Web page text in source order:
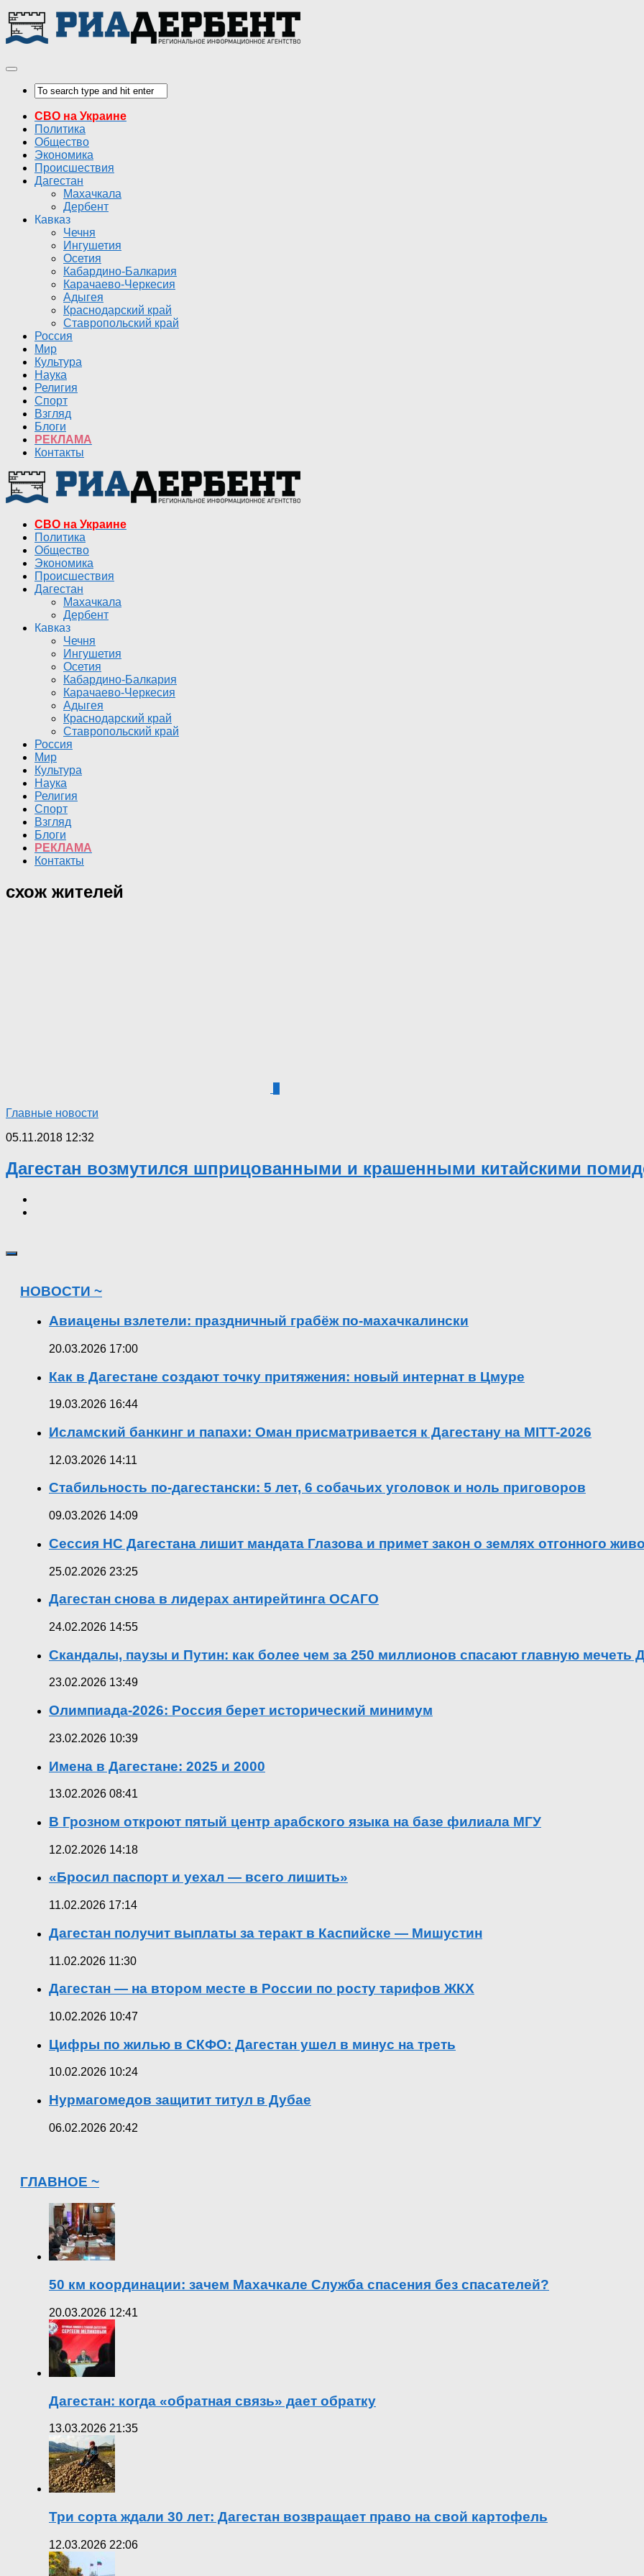
СВО на Украине
Политика
Общество
Экономика
Происшествия
Дагестан
Махачкала
Дербент
Кавказ
Чечня
Ингушетия
Осетия
Кабардино-Балкария
Карачаево-Черкесия
Адыгея
Краснодарский край
Ставропольский край
Россия
Мир
Культура
Наука
Религия
Спорт
Взгляд
Блоги
РЕКЛАМА
Контакты
СВО на Украине
Политика
Общество
Экономика
Происшествия
Дагестан
Махачкала
Дербент
Кавказ
Чечня
Ингушетия
Осетия
Кабардино-Балкария
Карачаево-Черкесия
Адыгея
Краснодарский край
Ставропольский край
Россия
Мир
Культура
Наука
Религия
Спорт
Взгляд
Блоги
РЕКЛАМА
Контакты
схож жителей
Главные новости
05.11.2018 12:32
Дагестан возмутился шприцованными и крашенными китайскими
НОВОСТИ ~
Авиацены взлетели: праздничный грабёж по-махачкалински
20.03.2026 17:00
Как в Дагестане создают точку притяжения: новый интернат в Цмуре
19.03.2026 16:44
Исламский банкинг и папахи: Оман присматривается к Дагестану на MITT-2026
12.03.2026 14:11
Стабильность по-дагестански: 5 лет, 6 собачьих уголовок и ноль приговоров
09.03.2026 14:09
Сессия НС Дагестана лишит мандата Глазова и примет закон о землях отгонного
25.02.2026 23:25
Дагестан снова в лидерах антирейтинга ОСАГО
24.02.2026 14:55
Скандалы, паузы и Путин: как более чем за 250 миллионов спасают главную мечеть
23.02.2026 13:49
Олимпиада-2026: Россия берет исторический минимум
23.02.2026 10:39
Имена в Дагестане: 2025 и 2000
13.02.2026 08:41
В Грозном откроют пятый центр арабского языка на базе филиала МГУ
12.02.2026 14:18
«Бросил паспорт и уехал — всего лишить»
11.02.2026 17:14
Дагестан получит выплаты за теракт в Каспийске — Мишустин
11.02.2026 11:30
Дагестан — на втором месте в России по росту тарифов ЖКХ
10.02.2026 10:47
Цифры по жилью в СКФО: Дагестан ушел в минус на треть
10.02.2026 10:24
Нурмагомедов защитит титул в Дубае
06.02.2026 20:42
ГЛАВНОЕ ~
50 км координации: зачем Махачкале Служба спасения без спасателей?
20.03.2026 12:41
Дагестан: когда «обратная связь» дает обратку
13.03.2026 21:35
Три сорта ждали 30 лет: Дагестан возвращает право на свой картофель
12.03.2026 22:06